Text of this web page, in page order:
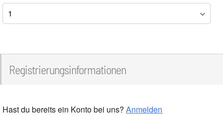
Registrierungsinformationen
Hast du bereits ein Konto bei uns? Anmelden